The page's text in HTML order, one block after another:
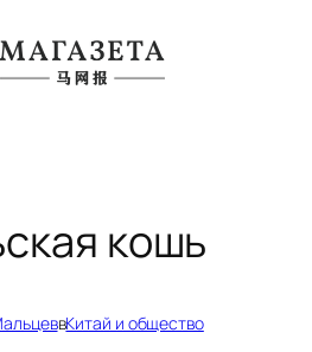
кошь
вКитай и общество